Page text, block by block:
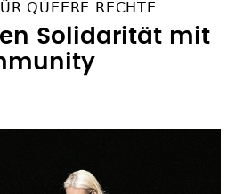
Solidarität mit